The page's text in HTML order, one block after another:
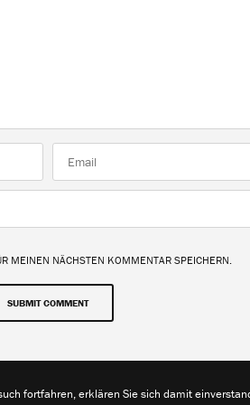
MEINEN NÄCHSTEN KOMMENTAR SPEICHERN.
Datenschutzerklärung
fortfahren, erklären Sie sich damit